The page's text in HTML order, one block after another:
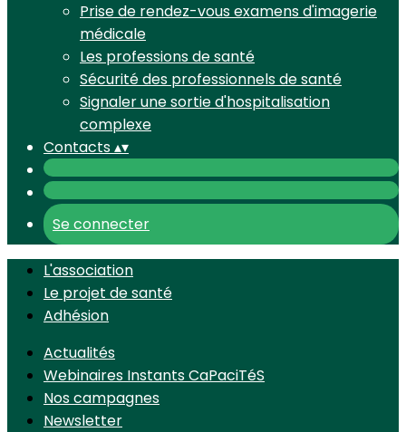
Prise de rendez-vous examens d'imagerie
médicale
Les professions de santé
Sécurité des professionnels de santé
Signaler une sortie d'hospitalisation
complexe
Contacts▴▾
Se connecter
L'association
Le projet de santé
Adhésion
Actualités
Webinaires Instants CaPaciTéS
Nos campagnes
Newsletter